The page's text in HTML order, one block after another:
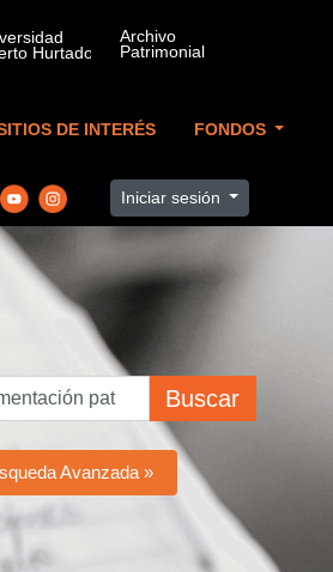
DE INTERÉS FONDOS
Iniciar sesión
Buscar
Avanzada »